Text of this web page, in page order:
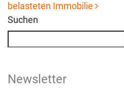
belasteten Immobilie
Suchen
Newsletter